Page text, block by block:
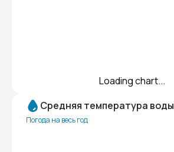
Loading chart...
Средняя температура воды
Погода на весь год